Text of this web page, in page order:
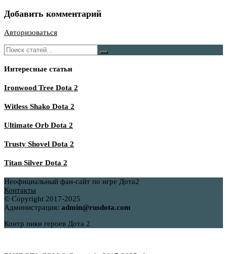
Добавить комментарий
Авторизоваться
Интересные статьи
Ironwood Tree Dota 2
Witless Shako Dota 2
Ultimate Orb Dota 2
Trusty Shovel Dota 2
Titan Silver Dota 2
Неофициальный фан-сайт по игре Дота2
Контакты
© Copyright 2017-2025
Администрация: admin@rusdota.com
Контр пики героев Дота 2